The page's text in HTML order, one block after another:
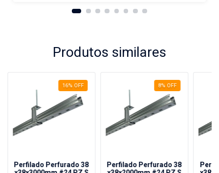
Produtos similares
16% OFF
Perfilado Perfurado 38
8% OFF
Perfilado Perfurado 38